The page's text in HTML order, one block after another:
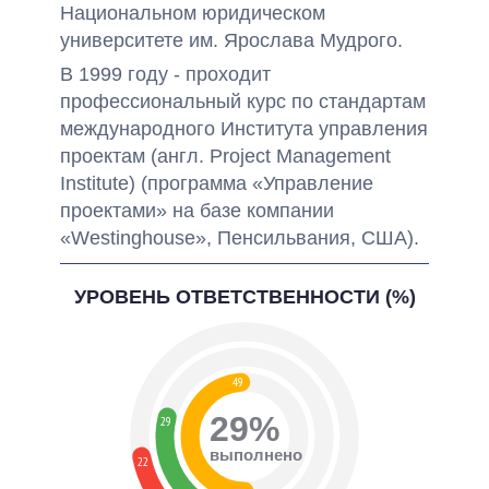
Национальном юридическом
университете им. Ярослава Мудрого.
В 1999 году - проходит
профессиональный курс по стандартам
международного Института управления
проектам (англ. Project Management
Institute) (программа «Управление
проектами» на базе компании
«Westinghouse», Пенсильвания, США).
УРОВЕНЬ ОТВЕТСТВЕННОСТИ (%)
22
29
49
29%
выполнено